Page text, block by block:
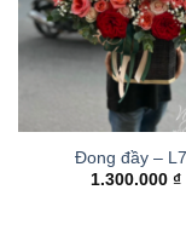
Đong đầy –
1.300.000 ₫